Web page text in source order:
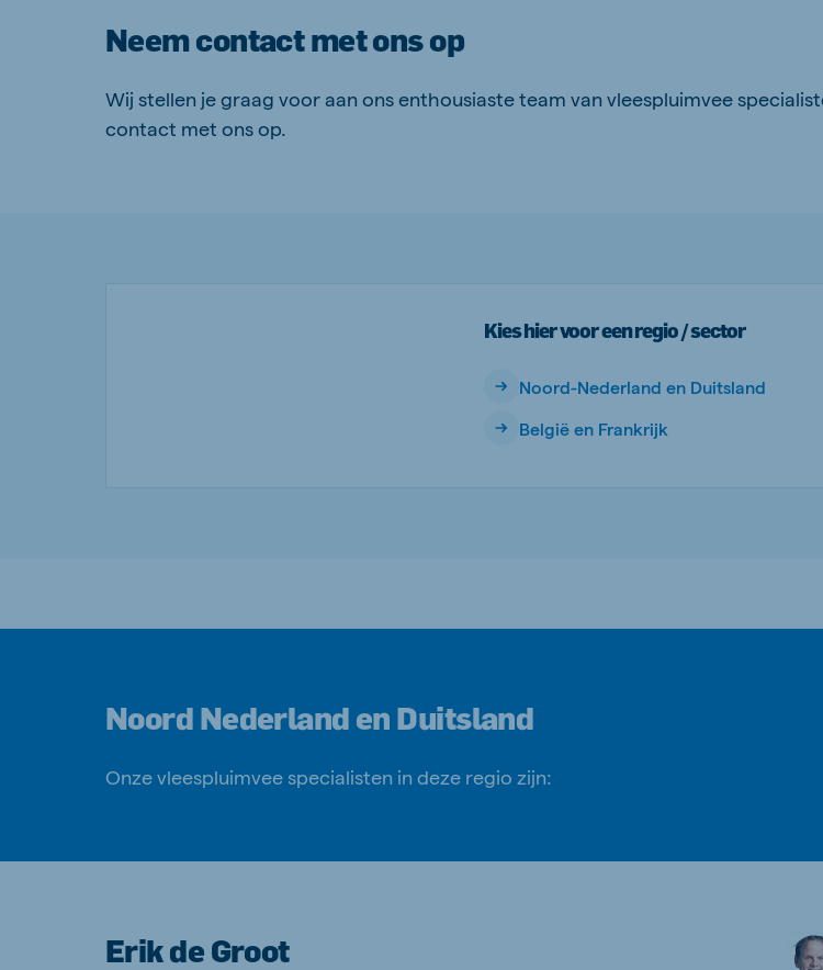
Neem contact met ons op
Wij stellen je graag voor aan ons enthousiaste team van vleespluimvee
contact met ons op.
Kies hier voor een regio / sector
Noord-Nederland en Duitsland
België en Frankrijk
Noord Nederland en Duitsland
Onze vleespluimvee specialisten in deze regio zijn:
Erik de Groot